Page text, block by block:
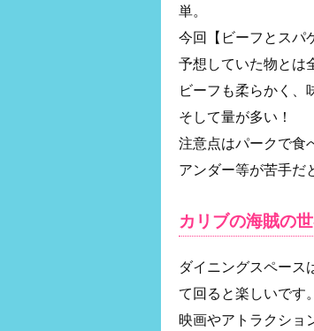
単。
今回【ビーフとスパ
予想していた物とは
ビーフも柔らかく、
そして量が多い！
注意点はパークで食
アンダー等が苦手だ
カリブの海賊の
ダイニングスペース
て回ると楽しいです。
映画やアトラクショ